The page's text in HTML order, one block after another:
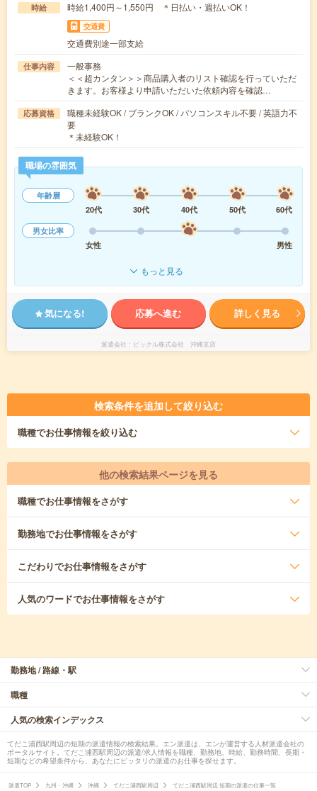
時給 時給1,400円～1,550円 ＊日払い・週払いOK！
交通費
交通費別途一部支給
仕事内容
一般事務
＜＜超カンタン＞＞商品購入者のリスト確認を行っていただ
きます。お客様より申請いただいた依頼内容を確認…
応募資格
職種未経験OK / ブランクOK / パソコンスキル不要 / 英語力不
要
＊未経験OK！
職場の雰囲気
年齢層
20代
30代 40代 50代
60代
男女比率
女性
男性
もっと見る
気になる! 応募へ進む 詳しく見る
派遣会社 ピックル株式会社 沖縄支店
検索条件を追加して絞り込む
職種でお仕事情報を絞り込む
他の検索結果ページを見る
職種でお仕事情報をさがす
勤務地でお仕事情報をさがす
こだわりでお仕事情報をさがす
人気のワードでお仕事情報をさがす
勤務地 / 路線・駅
職種
人気の検索インデックス
てだこ浦西駅周辺の短期の派遣情報の検索結果。エン派遣は、エンが運営する人材派遣会社の
ポータルサイト。てだこ浦西駅周辺の派遣/求人情報を職種、勤務地、時給、勤務時間、長期・
短期などの希望条件から、あなたにピッタリの派遣のお仕事を探せます。
派遣TOP 九州・沖縄 沖縄 てだこ浦西駅周辺 てだこ浦西駅周辺 短期の派遣の仕事一覧